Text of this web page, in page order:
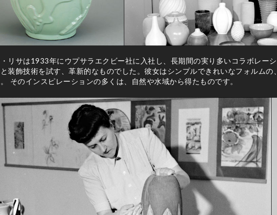
リサは1933年にウプサラエクビー社に入社し、長期間の実り多いコラボレー
装飾技術を試す、革新的なものでした。彼女はシンプルできれいなフォルム
そのインスピレーションの多くは、自然や水域から得たものです。